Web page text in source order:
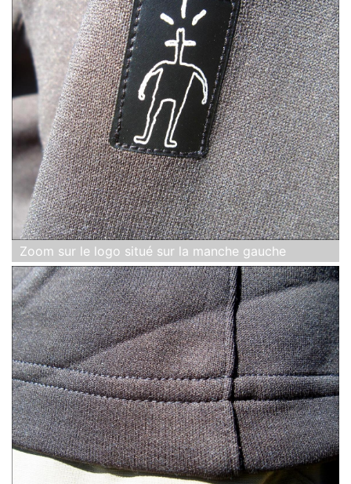
Zoom sur le logo situé sur la manche gauche